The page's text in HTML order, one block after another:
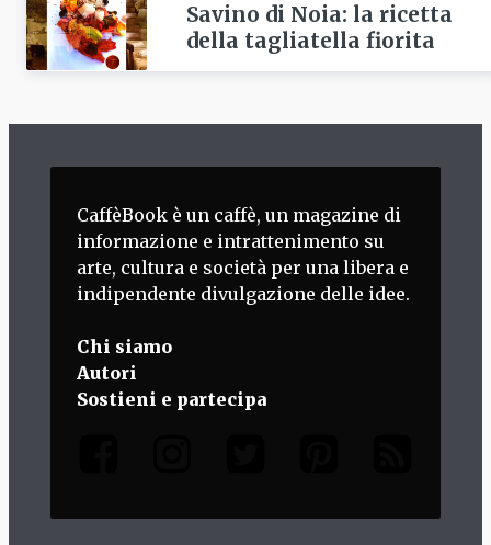
Savino di Noia: la ricetta
della tagliatella fiorita
CaffèBook è un caffè, un magazine di
informazione e intrattenimento su
arte, cultura e società per una libera e
indipendente divulgazione delle idee.
Chi siamo
Autori
Sostieni e partecipa